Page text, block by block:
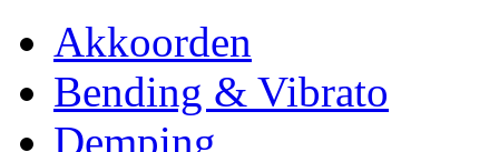
Akkoorden
Bending & Vibrato
Demping